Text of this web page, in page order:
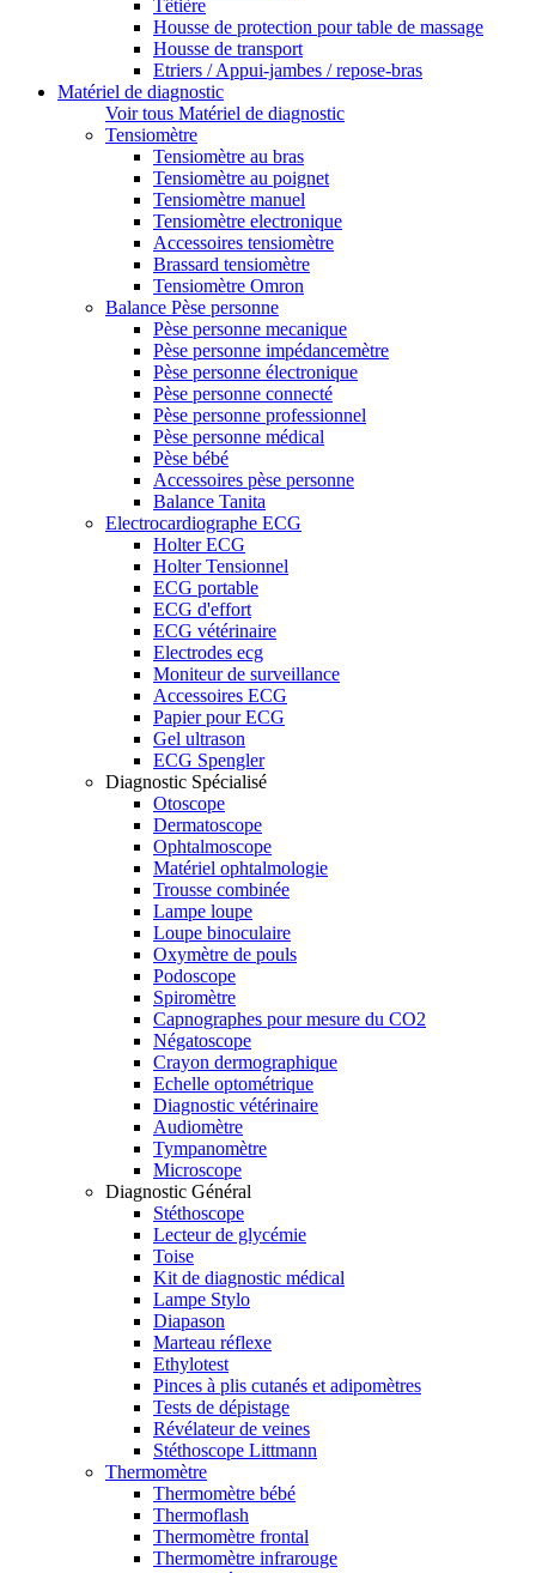
Têtière
Housse de protection pour table de massage
Housse de transport
Etriers / Appui-jambes / repose-bras
Matériel de diagnostic
Voir tous Matériel de diagnostic
Tensiomètre
Tensiomètre au bras
Tensiomètre au poignet
Tensiomètre manuel
Tensiomètre electronique
Accessoires tensiomètre
Brassard tensiomètre
Tensiomètre Omron
Balance Pèse personne
Pèse personne mecanique
Pèse personne impédancemètre
Pèse personne électronique
Pèse personne connecté
Pèse personne professionnel
Pèse personne médical
Pèse bébé
Accessoires pèse personne
Balance Tanita
Electrocardiographe ECG
Holter ECG
Holter Tensionnel
ECG portable
ECG d'effort
ECG vétérinaire
Electrodes ecg
Moniteur de surveillance
Accessoires ECG
Papier pour ECG
Gel ultrason
ECG Spengler
Diagnostic Spécialisé
Otoscope
Dermatoscope
Ophtalmoscope
Matériel ophtalmologie
Trousse combinée
Lampe loupe
Loupe binoculaire
Oxymètre de pouls
Podoscope
Spiromètre
Capnographes pour mesure du CO2
Négatoscope
Crayon dermographique
Echelle optométrique
Diagnostic vétérinaire
Audiomètre
Tympanomètre
Microscope
Diagnostic Général
Stéthoscope
Lecteur de glycémie
Toise
Kit de diagnostic médical
Lampe Stylo
Diapason
Marteau réflexe
Ethylotest
Pinces à plis cutanés et adipomètres
Tests de dépistage
Révélateur de veines
Stéthoscope Littmann
Thermomètre
Thermomètre bébé
Thermoflash
Thermomètre frontal
Thermomètre infrarouge